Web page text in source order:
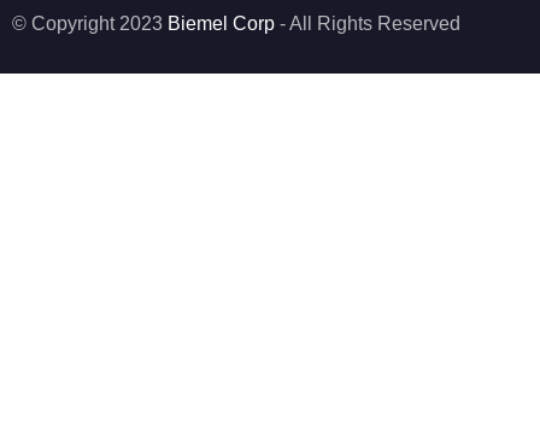
© Copyright 2023 Biemel Corp - All Rights Reserved